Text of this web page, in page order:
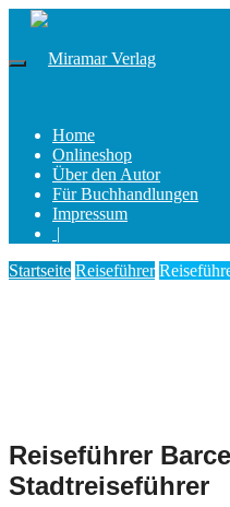
Home
Onlineshop
Über den Autor
Für Buchhandlungen
Impressum
|
Startseite Reiseführer
Reiseführer
Stadtreiseführer